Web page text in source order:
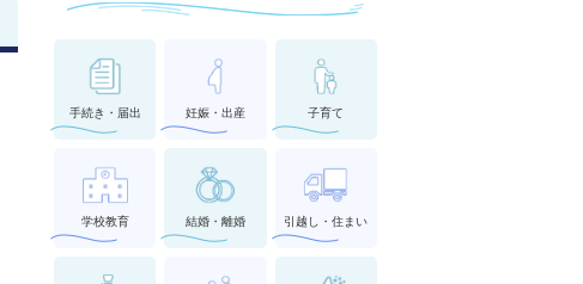
手続き・届出 妊娠・出産 子育て
学校教育 結婚・離婚 引越し・住まい